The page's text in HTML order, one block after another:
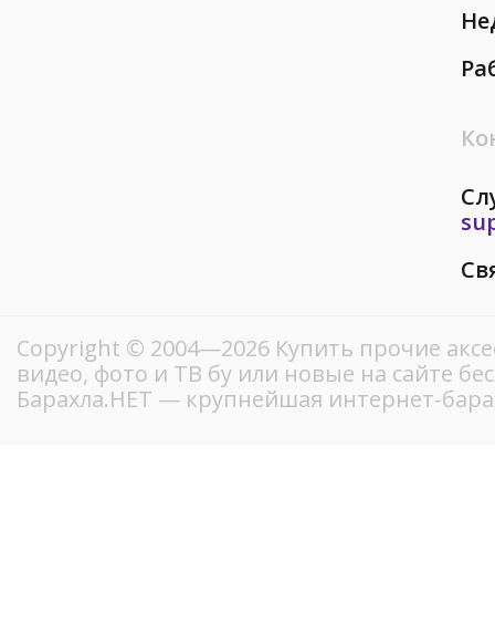
Copyright © 2004—2026 Купить прочие
видео, фото и ТВ бу или новые на сайте
Барахла.НЕТ — крупнейшая интернет-